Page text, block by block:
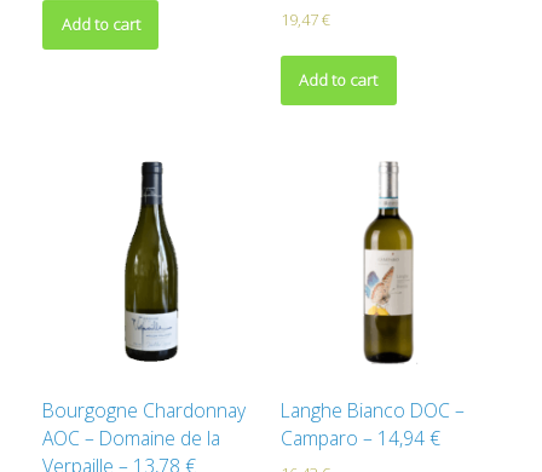
Add to cart 19,47€
Add to cart
Bourgogne Chardonnay
AOC – Domaine de la
Verpaille – 13,78 €
Langhe Bianco DOC –
Camparo – 14,94 €